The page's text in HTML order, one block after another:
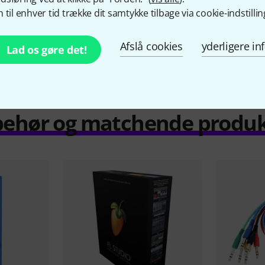
til enhver tid trække dit samtykke tilbage via cookie-
Lad os gøre det! Afslå cookies yderligere
Vocoder / Vocal effect No
Hardware Controller No
og matchende